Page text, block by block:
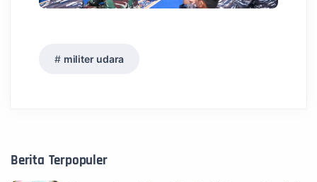
militer udara
Berita Terpopuler